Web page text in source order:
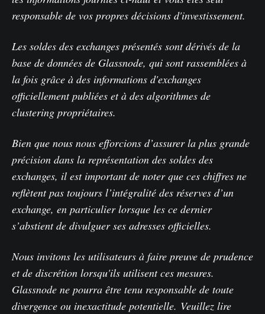
responsable de vos propres décisions d'investissement.
Les soldes des exchanges présentés sont dérivés de la
base de données de Glassnode, qui sont rassemblées à
la fois grâce à des informations d'exchanges
officiellement publiées et à des algorithmes de
clustering propriétaires.
Bien que nous nous efforcions d’assurer la plus grande
précision dans la représentation des soldes des
exchanges, il est important de noter que ces chiffres ne
reflètent pas toujours l’intégralité des réserves d’un
exchange, en particulier lorsque les ce dernier
s’abstient de divulguer ses adresses officielles.
Nous invitons les utilisateurs à faire preuve de prudence
et de discrétion lorsqu'ils utilisent ces mesures.
Glassnode ne pourra être tenu responsable de toute
divergence ou inexactitude potentielle. Veuillez lire